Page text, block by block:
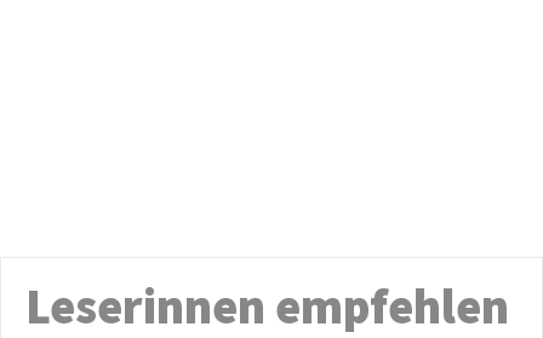
Leserinnen empfehlen